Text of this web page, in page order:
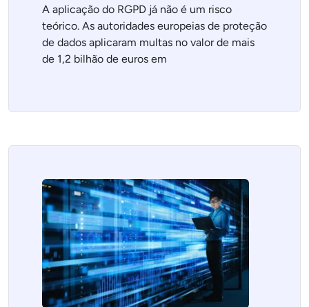
A aplicação do RGPD já não é um risco
teórico. As autoridades europeias de proteção
de dados aplicaram multas no valor de mais
de 1,2 bilhão de euros em